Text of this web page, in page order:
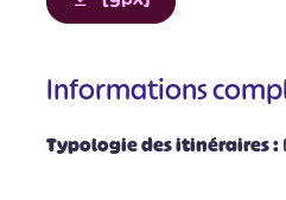
Informations
Typologie des itinéraires :